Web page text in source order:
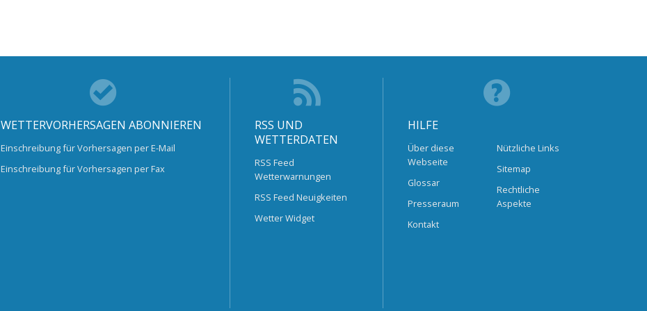
WETTERVORHERSAGEN ABONNIEREN
Einschreibung für Vorhersagen per E-Mail
Einschreibung für Vorhersagen per Fax
RSS UND
WETTERDATEN
RSS Feed
Wetterwarnungen
RSS Feed Neuigkeiten
Wetter Widget
HILFE
Über diese
Webseite
Glossar
Presseraum
Kontakt
Nützliche Links
Sitemap
Rechtliche
Aspekte